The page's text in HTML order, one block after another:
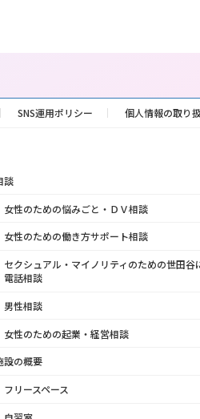
SNS運用ポリシー 個人情報の取り
談
女性のための悩みごと・ＤＶ相談
女性のための働き方サポート相談
セクシュアル・マイノリティのための世田谷
電話相談
男性相談
女性のための起業・経営相談
設の概要
フリースペース